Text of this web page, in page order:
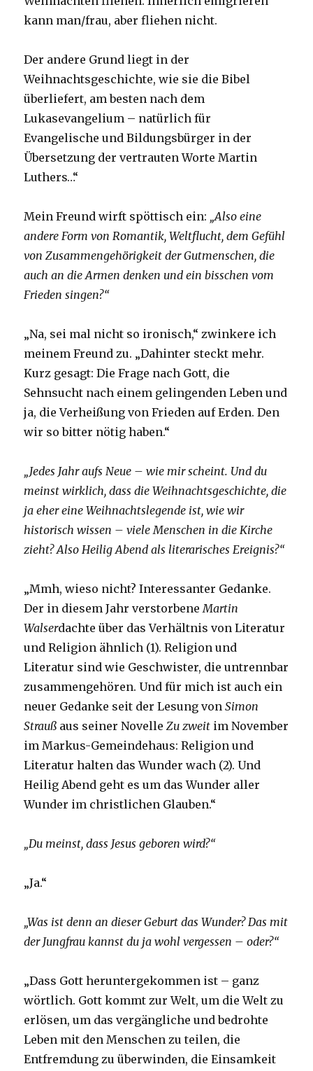
kann man/frau, aber fliehen nicht.
Der andere Grund liegt in der
Weihnachtsgeschichte, wie sie die Bibel
überliefert, am besten nach dem
Lukasevangelium – natürlich für
Evangelische und Bildungsbürger in der
Übersetzung der vertrauten Worte Martin
Luthers…“
Mein Freund wirft spöttisch ein: „Also eine
andere Form von Romantik, Weltflucht, dem Gefühl
von Zusammengehörigkeit der Gutmenschen, die
auch an die Armen denken und ein bisschen vom
Frieden singen?“
„Na, sei mal nicht so ironisch,“ zwinkere ich
meinem Freund zu. „Dahinter steckt mehr.
Kurz gesagt: Die Frage nach Gott, die
Sehnsucht nach einem gelingenden Leben und
ja, die Verheißung von Frieden auf Erden. Den
wir so bitter nötig haben.“
„Jedes Jahr aufs Neue – wie mir scheint. Und du
meinst wirklich, dass die Weihnachtsgeschichte, die
ja eher eine Weihnachtslegende ist, wie wir
historisch wissen – viele Menschen in die Kirche
zieht? Also Heilig Abend als literarisches Ereignis?“
„Mmh, wieso nicht? Interessanter Gedanke.
Der in diesem Jahr verstorbeneMartin
Walserdachte über das Verhältnis von Literatur
und Religion ähnlich (1). Religion und
Literatur sind wie Geschwister, die untrennbar
zusammengehören. Und für mich ist auch ein
neuer Gedanke seit der Lesung vonSimon
Strauß aus seiner NovelleZu zweit im November
im Markus-Gemeindehaus: Religion und
Literatur halten das Wunder wach (2). Und
Heilig Abend geht es um das Wunder aller
Wunder im christlichen Glauben.“
„Du meinst, dass Jesus geboren wird?“
„Ja.“
„Was ist denn an dieser Geburt das Wunder? Das mit
der Jungfrau kannst du ja wohl vergessen – oder?“
„Dass Gott heruntergekommen ist – ganz
wörtlich. Gott kommt zur Welt, um die Welt zu
erlösen, um das vergängliche und bedrohte
Leben mit den Menschen zu teilen, die
Entfremdung zu überwinden, die Einsamkeit